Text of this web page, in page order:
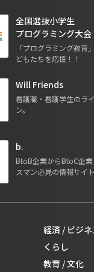
全国選抜小学生
プログラミング大会
「プログラミング教育
どもたちを応援！！
Will Friends
看護職・看護学生のラ
ン。
b.
BtoB企業からBtoC企
スマン必見の情報サイト
経済 / ビジネ
くらし
教育 / 文化